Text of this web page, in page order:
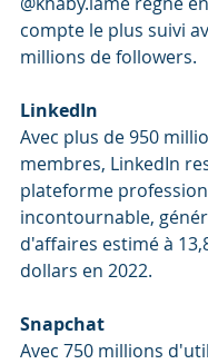
compte le plus suivi
millions de followers.
LinkedIn
Avec plus de 950
membres, LinkedIn
plateforme
incontournable,
d'affaires estimé à
dollars en 2022.
Snapchat
Avec 750 millions